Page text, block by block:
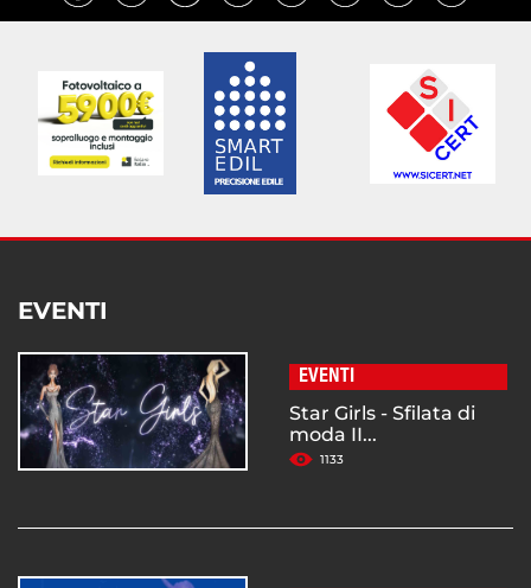
EVENTI
EVENTI
Star Girls - Sfilata di
moda II...
1133